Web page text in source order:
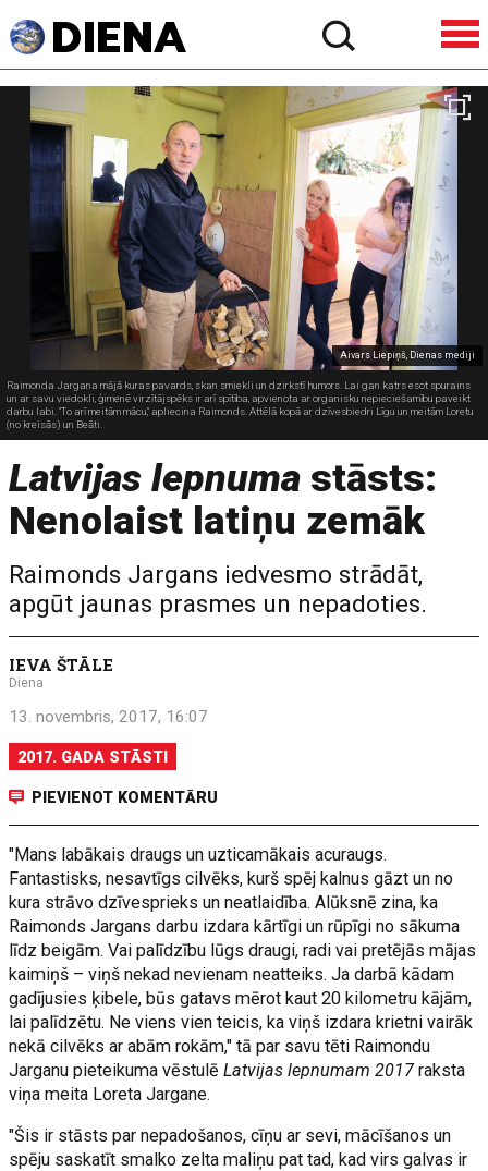
Aivars Liepiņš, Dienas mediji
Raimonda Jargana mājā kuras pavards, skan smiekli un dzirkstī humors. Lai gan katrs esot spurains
un ar savu viedokli, ģimenē virzītājspēks ir arī spītība, apvienota ar organisku nepieciešamību paveikt
darbu labi. "To arī meitām mācu," apliecina Raimonds. Attēlā kopā ar dzīvesbiedri Līgu un meitām Loretu
(no kreisās) un Beāti.
Latvijas lepnuma stāsts:
Nenolaist latiņu zemāk
Raimonds Jargans iedvesmo strādāt,
apgūt jaunas prasmes un nepadoties.
IEVA ŠTĀLE
Diena
13. novembris, 2017, 16:07
2017. GADA STĀSTI
PIEVIENOT KOMENTĀRU
"Mans labākais draugs un uzticamākais acuraugs.
Fantastisks, nesavtīgs cilvēks, kurš spēj kalnus gāzt un no
kura strāvo dzīvesprieks un neatlaidība. Alūksnē zina, ka
Raimonds Jargans darbu izdara kārtīgi un rūpīgi no sākuma
līdz beigām. Vai palīdzību lūgs draugi, radi vai pretējās mājas
kaimiņš – viņš nekad nevienam neatteiks. Ja darbā kādam
gadījusies ķibele, būs gatavs mērot kaut 20 kilometru kājām,
lai palīdzētu. Ne viens vien teicis, ka viņš izdara krietni vairāk
nekā cilvēks ar abām rokām," tā par savu tēti Raimondu
Jarganu pieteikuma vēstulēLatvijas lepnumam 2017raksta
viņa meita Loreta Jargane.
"Šis ir stāsts par nepadošanos, cīņu ar sevi, mācīšanos un
spēju saskatīt smalko zelta maliņu pat tad, kad virs galvas ir